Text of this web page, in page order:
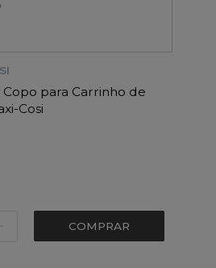
para Carrinho de
Cosi
COMPRAR